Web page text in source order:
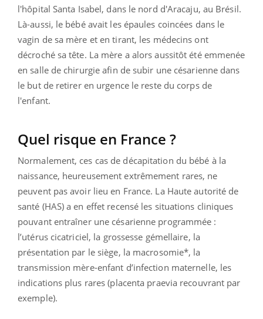
l'hôpital Santa Isabel, dans le nord d'Aracaju, au Brésil.
Là-aussi, le bébé avait les épaules coincées dans le
vagin de sa mère et en tirant, les médecins ont
décroché sa tête. La mère a alors aussitôt été emmenée
en salle de chirurgie afin de subir une césarienne dans
le but de retirer en urgence le reste du corps de
l'enfant.
Quel risque en France ?
Normalement, ces cas de décapitation du bébé à la
naissance, heureusement extrêmement rares, ne
peuvent pas avoir lieu en France. La Haute autorité de
santé (HAS) a en effet recensé les situations cliniques
pouvant entraîner une césarienne programmée :
l’utérus cicatriciel, la grossesse gémellaire, la
présentation par le siège, la macrosomie*, la
transmission mère-enfant d’infection maternelle, les
indications plus rares (placenta praevia recouvrant par
exemple).